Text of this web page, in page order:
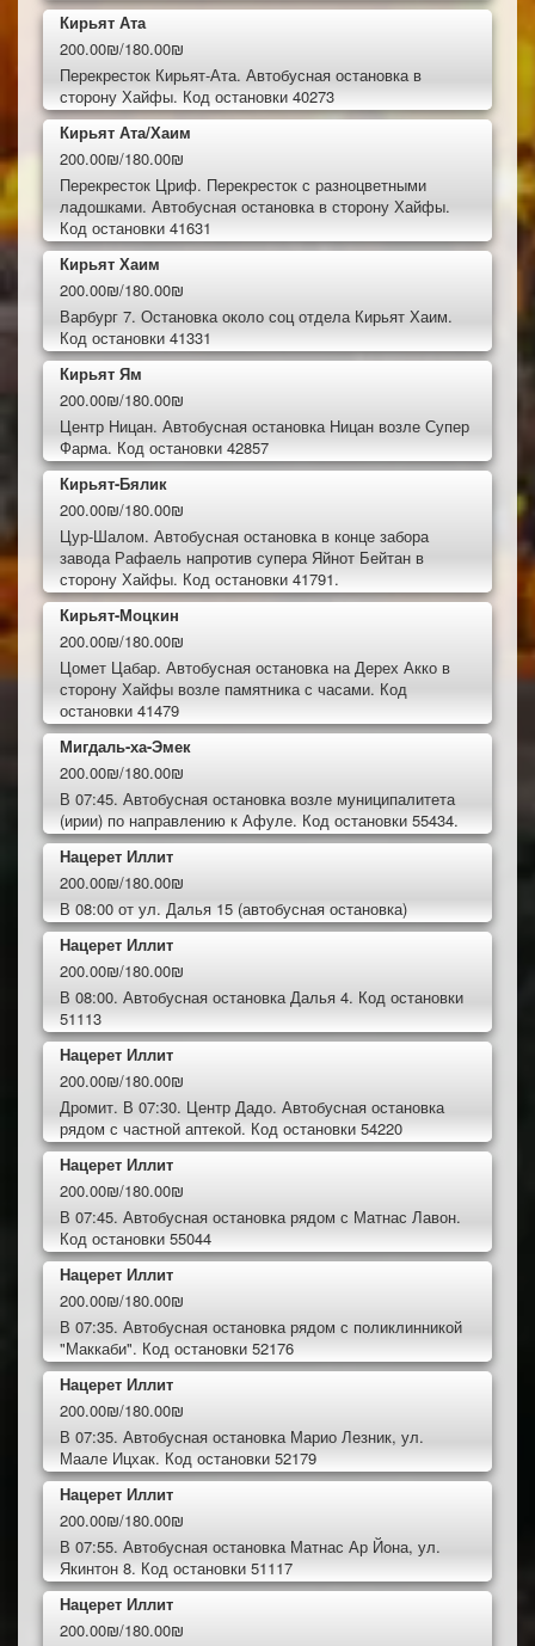
Кирьят Ата
200.00₪/180.00₪
Перекресток Кирьят-Ата. Автобусная остановка в
сторону Хайфы. Код остановки 40273
Кирьят Ата/Хаим
200.00₪/180.00₪
Перекресток Цриф. Перекресток с разноцветными
ладошками. Автобусная остановка в сторону Хайфы.
Код остановки 41631
Кирьят Хаим
200.00₪/180.00₪
Варбург 7. Остановка около соц отдела Кирьят Хаим.
Код остановки 41331
Кирьят Ям
200.00₪/180.00₪
Центр Ницан. Автобусная остановка Ницан возле Супер
Фарма. Код остановки 42857
Кирьят-Бялик
200.00₪/180.00₪
Цур-Шалом. Автобусная остановка в конце забора
завода Рафаель напротив супера Яйнот Бейтан в
сторону Хайфы. Код остановки 41791.
Кирьят-Моцкин
200.00₪/180.00₪
Цомет Цабар. Автобусная остановка на Дерех Акко в
сторону Хайфы возле памятника с часами. Код
остановки 41479
Мигдаль-ха-Эмек
200.00₪/180.00₪
В 07:45. Автобусная остановка возле муниципалитета
(ирии) по направлению к Афуле. Код остановки 55434.
Нацерет Иллит
200.00₪/180.00₪
В 08:00 от ул. Далья 15 (автобусная остановка)
Нацерет Иллит
200.00₪/180.00₪
В 08:00. Автобусная остановка Далья 4. Код остановки
51113
Нацерет Иллит
200.00₪/180.00₪
Дромит. В 07:30. Центр Дадо. Автобусная остановка
рядом с частной аптекой. Код остановки 54220
Нацерет Иллит
200.00₪/180.00₪
В 07:45. Автобусная остановка рядом с Матнас Лавон.
Код остановки 55044
Нацерет Иллит
200.00₪/180.00₪
В 07:35. Автобусная остановка рядом с поликлинникой
"Маккаби". Код остановки 52176
Нацерет Иллит
200.00₪/180.00₪
В 07:35. Автобусная остановка Марио Лезник, ул.
Маале Ицхак. Код остановки 52179
Нацерет Иллит
200.00₪/180.00₪
В 07:55. Автобусная остановка Матнас Ар Йона, ул.
Якинтон 8. Код остановки 51117
Нацерет Иллит
200.00₪/180.00₪